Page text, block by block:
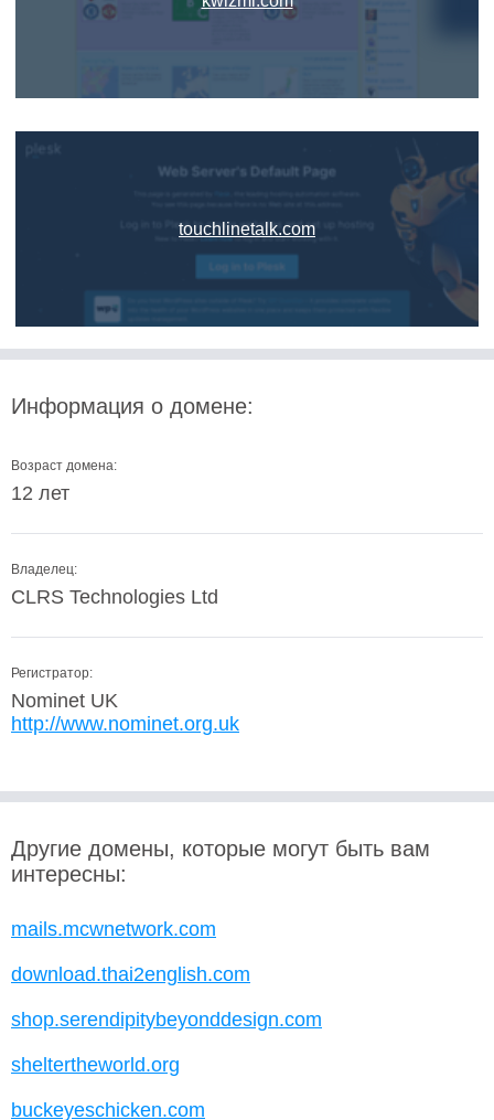
touchlinetalk.com
Информация о домене:
Возраст домена:
12 лет
Владелец:
CLRS Technologies Ltd
Регистратор:
Nominet UK
http://www.nominet.org.uk
Другие домены, которые могут быть вам
интересны:
mails.mcwnetwork.com
download.thai2english.com
shop.serendipitybeyonddesign.com
sheltertheworld.org
buckeyeschicken.com